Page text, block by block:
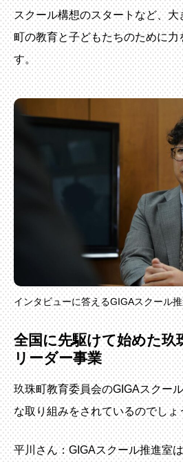
スクール構想のスタートなど、
町の教育と子どもたちのために
す。
インタビューに答えるGIGAスクール
全国に先駆けて始めた玖
リーダー事業
玖珠町教育委員会のGIGAスクー
な取り組みをされているのでしょ
平川さん：GIGAスクール推進室